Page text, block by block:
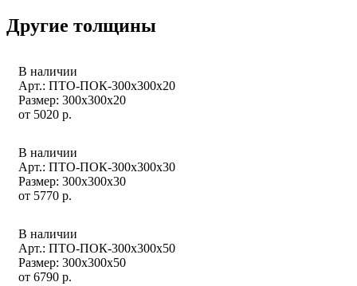
Другие толщины
В наличии
Арт.: ПТО-ПОК-300х300х20
Размер: 300x300x20
от 5020 р.
В наличии
Арт.: ПТО-ПОК-300х300х30
Размер: 300x300x30
от 5770 р.
В наличии
Арт.: ПТО-ПОК-300х300х50
Размер: 300x300x50
от 6790 р.